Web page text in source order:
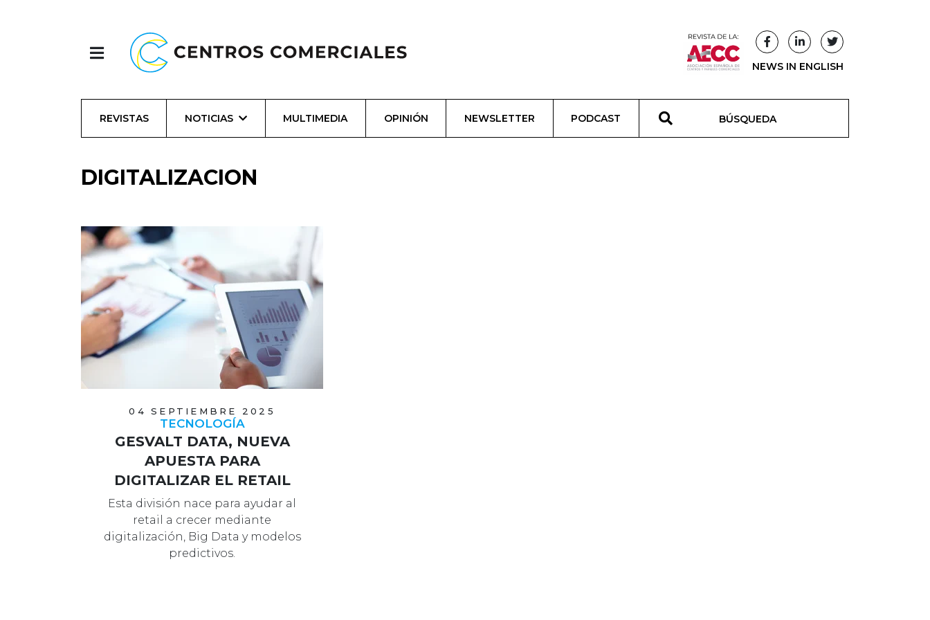
NEWS IN ENGLISH
REVISTAS NOTICIAS MULTIMEDIA OPINIÓN NEWSLETTER PODCAST
DIGITALIZACION
04 SEPTIEMBRE 2025
TECNOLOGÍA
GESVALT DATA, NUEVA
APUESTA PARA
DIGITALIZAR EL RETAIL
Esta división nace para ayudar al
retail a crecer mediante
digitalización, Big Data y modelos
predictivos.